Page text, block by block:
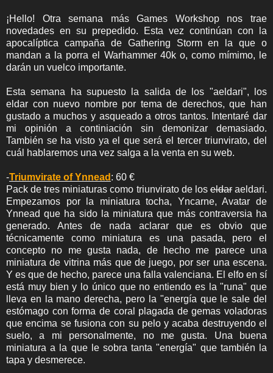
¡Hello! Otra semana más Games Workshop nos trae
novedades en su prepedido. Esta vez continúan con la
apocalíptica campaña de Gathering Storm en la que o
mandan a la porra el Warhammer 40k o, como mímimo, le
darán un vuelco importante.
Esta semana ha supuesto la salida de los "aeldari", los
eldar con nuevo nombre por tema de derechos, que han
gustado a muchos y asqueado a otros tantos. Intentaré dar
mi opinión a continiación sin demonizar demasiado.
También se ha visto ya el que será el tercer triunvirato, del
cuál hablaremos una vez salga a la venta en su web.
-Triumvirate of Ynnead : 60 €
Pack de tres miniaturas como triunvirato de los eldaraeldari.
Empezamos por la miniatura tocha, Yncarne, Avatar de
Ynnead que ha sido la miniatura que más contraversia ha
generado. Antes de nada aclarar que es obvio que
técnicamente como miniatura es una pasada, pero el
concepto no me gusta nada, de hecho me parece una
miniatura de vitrina más que de juego, por ser una escena.
Y es que de hecho, parece una falla valenciana. El elfo en sí
está muy bien y lo único que no entiendo es la "runa" que
lleva en la mano derecha, pero la "energía que le sale del
estómago con forma de coral plagada de gemas voladoras
que encima se fusiona con su pelo y acaba destruyendo el
suelo, a mi personalmente, no me gusta. Una buena
miniatura a la que le sobra tanta "energía" que también la
tapa y desmerece.